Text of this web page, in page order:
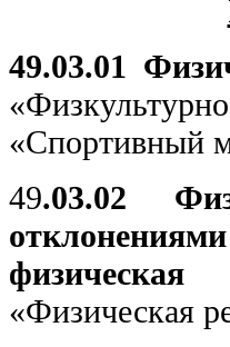
49.03.01
«Спортивный
49.03.02
физическая
«Физическая